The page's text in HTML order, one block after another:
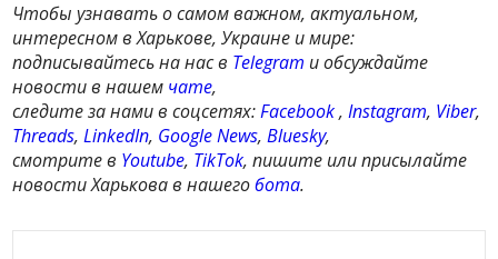
Чтобы узнавать о самом важном, актуальном,
интересном в Харькове, Украине и мире:
подписывайтесь на нас в Telegram и обсуждайте
новости в нашем чате,
следите за нами в соцсетях:Facebook,Instagram, Viber,
Threads,LinkedIn, Google News,Bluesky,
смотрите в Youtube, TikTok, пишите или присылайте
новости Харькова в нашегобота.